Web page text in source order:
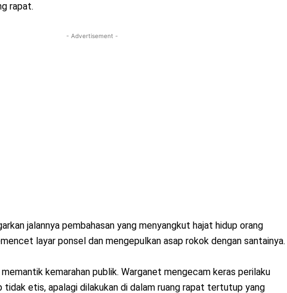
rapat.
- Advertisement -
jalannya pembahasan yang menyangkut hajat hidup orang
layar ponsel dan mengepulkan asap rokok dengan santainya.
kemarahan publik. Warganet mengecam keras perilaku
tidak etis, apalagi dilakukan di dalam ruang rapat tertutup yang